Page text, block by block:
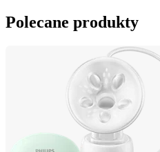
Polecane produkty